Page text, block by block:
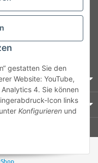
gestatten Sie den
Website: YouTube,
4. Sie können
Icon links
Konfigurieren und
zzgl.